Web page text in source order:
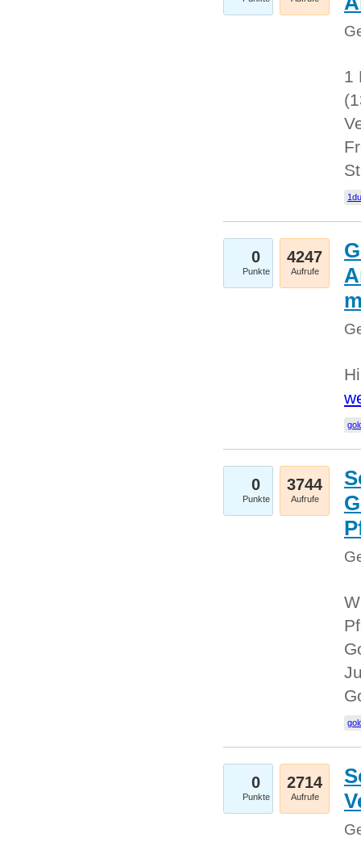
1
0
Punkte
4247
Aufrufe
0
Punkte
3744
Aufrufe
0
Punkte
2714
Aufrufe